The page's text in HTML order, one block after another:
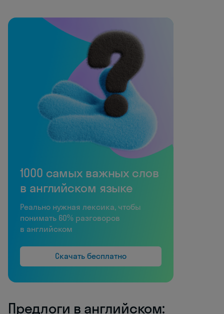
1000 самых важных слов
в английском языке
Реально нужная лексика, чтобы
понимать 60% разговоров
в английском
Скачать бесплатно
Предлоги в английском: